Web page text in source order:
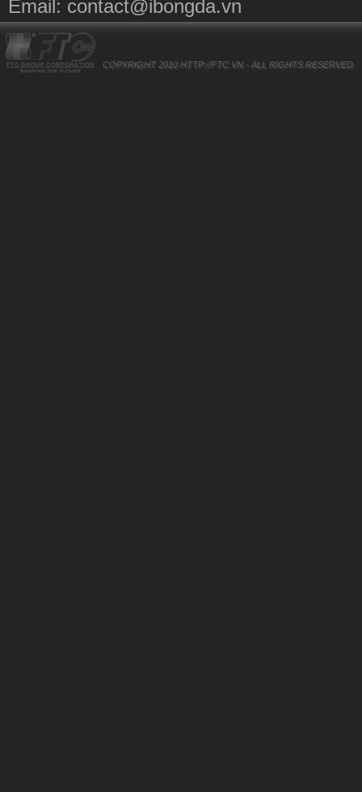
Email: contact@ibongda.vn
COPYRIGHT 2010 HTTP://FTC.VN - ALL RIGHTS RESERVED